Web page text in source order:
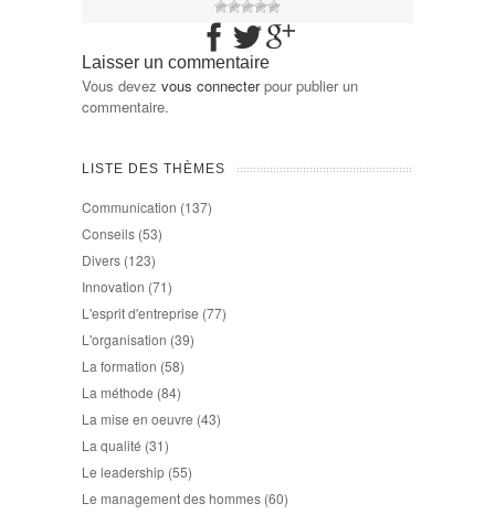
Laisser un commentaire
Vous devez vous connecterpour publier un
commentaire.
LISTE DES THÈMES
Communication (137)
Conseils (53)
Divers (123)
Innovation (71)
L'esprit d'entreprise (77)
L'organisation (39)
La formation (58)
La méthode (84)
La mise en oeuvre (43)
La qualité (31)
Le leadership (55)
Le management des hommes (60)